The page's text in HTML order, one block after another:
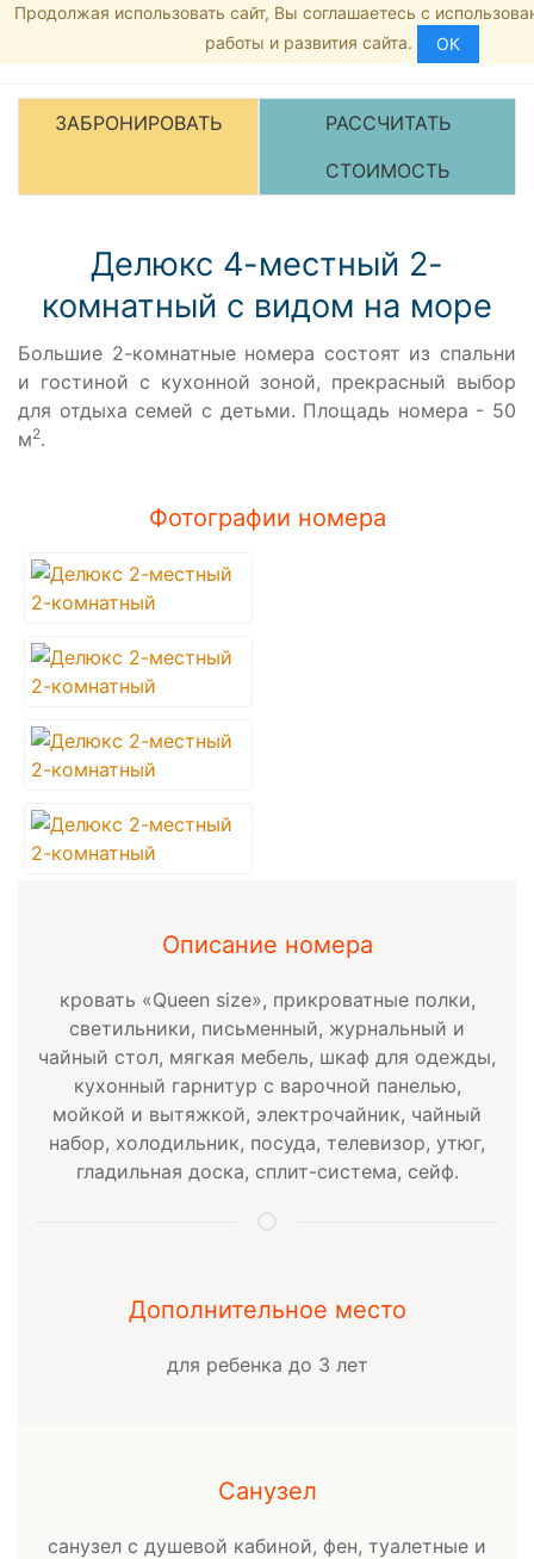
8 (800) 555-35-46
Главная страница
Номера и цены
ЗАБРОНИРОВАТЬ
РАССЧИТАТЬ
СТОИМОСТЬ
Делюкс 4-местный 2-
комнатный с видом на море
Большие 2-комнатные номера состоят из спальни
и гостиной с кухонной зоной, прекрасный выбор
для отдыха семей с детьми. Площадь номера - 50
м2.
Фотографии номера
Описание номера
кровать «Queen size», прикроватные полки,
светильники, письменный, журнальный и
чайный стол, мягкая мебель, шкаф для одежды,
кухонный гарнитур с варочной панелью,
мойкой и вытяжкой, электрочайник, чайный
набор, холодильник, посуда, телевизор, утюг,
гладильная доска, сплит-система, сейф.
Дополнительное место
для ребенка до 3 лет
Санузел
санузел с душевой кабиной, фен, туалетные и
Продолжая использовать сайт, Вы соглашаетесь с
работы и развития сайта.
ОК